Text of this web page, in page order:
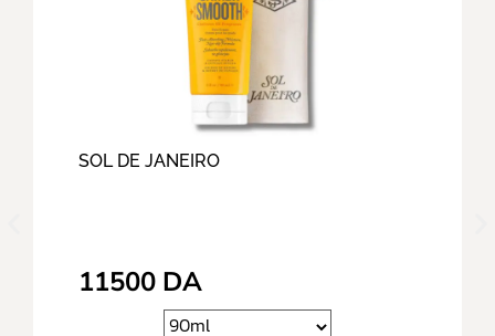
SOL DE JANEIRO
11500 DA